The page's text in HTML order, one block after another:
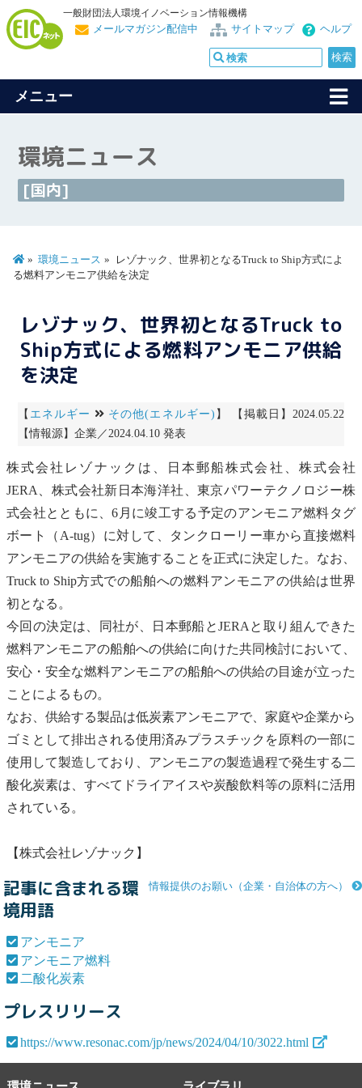
一般財団法人環境イノベーション情報機構
ヘルプ
サイトマップ
メールマガジン配信中
メニュー
環境ニュース
[国内]
環境ニュース
レゾナック、世界初となるTruck to Ship方式によ
る燃料アンモニア供給を決定
レゾナック、世界初となるTruck to
Ship方式による燃料アンモニア供給
を決定
【 エネルギー その他(エネルギー) 】 【掲載日】2024.05.22
【情報源】企業／2024.04.10 発表
株式会社レゾナックは、日本郵船株式会社、株式会社
JERA、株式会社新日本海洋社、東京パワーテクノロジー株
式会社とともに、6月に竣工する予定のアンモニア燃料タグ
ボート（A-tug）に対して、タンクローリー車から直接燃料
アンモニアの供給を実施することを正式に決定した。なお、
Truck to Ship方式での船舶への燃料アンモニアの供給は世界
初となる。
今回の決定は、同社が、日本郵船とJERAと取り組んできた
燃料アンモニアの船舶への供給に向けた共同検討において、
安心・安全な燃料アンモニアの船舶への供給の目途が立った
ことによるもの。
なお、供給する製品は低炭素アンモニアで、家庭や企業から
ゴミとして排出される使用済みプラスチックを原料の一部に
使用して製造しており、 アンモニアの製造過程で発生する 二
酸化炭素は、すべてドライアイスや炭酸飲料等の原料に活用
されている。
【株式会社レゾナック】
情報提供のお願い（企業・自治体の方へ）
記事に含まれる環
境用語
アンモニア
アンモニア燃料
二酸化炭素
プレスリリース
https://www.resonac.com/jp/news/2024/04/10/3022.html